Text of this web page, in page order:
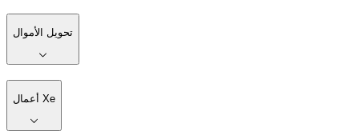
تحويل الأموال
أعمال Xe